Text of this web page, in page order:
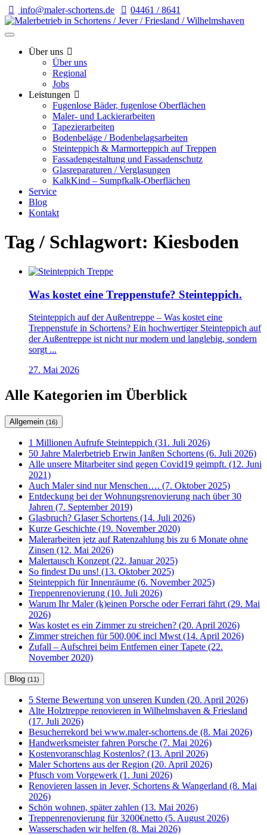
info@maler-schortens.de 04461 / 8641
Über uns
Über uns
Regional
Jobs
Leistungen
Fugenlose Bäder, fugenlose Oberflächen
Maler- und Lackierarbeiten
Tapezierarbeiten
Bodenbeläge / Bodenbelagsarbeiten
Steinteppich & Marmorteppich auf Treppen
Fassadengestaltung und Fassadenschutz
Glasreparaturen / Verglasungen
KalkKind – Sumpfkalk-Oberflächen
Service
Blog
Kontakt
Tag / Schlagwort: Kiesboden
Was kostet eine Treppenstufe? Steinteppich.
Steinteppich auf der Außentreppe – Was kostet eine
Treppenstufe in Schortens? Ein hochwertiger Steinteppich auf
der Außentreppe ist nicht nur modern und langlebig, sondern
sorgt ...
27. Mai 2026
Alle Kategorien im Überblick
Allgemein (16)
1 Millionen Aufrufe Steinteppich (31. Juli 2026)
50 Jahre Malerbetrieb Erwin Janßen Schortens (6. Juli 2026)
Alle unsere Mitarbeiter sind gegen Covid19 geimpft. (12. Juni
2021)
Auch Maler sind nur Menschen…. (7. Oktober 2025)
Entdeckung bei der Wohnungsrenovierung nach über 30
Jahren (7. September 2019)
Glasbruch? Glaser Schortens (14. Juli 2026)
Kurze Geschichte (19. November 2020)
Malerarbeiten jetz auf Ratenzahlung bis zu 6 Monate ohne
Zinsen (12. Mai 2026)
Malertausch Konzept (22. Januar 2025)
So findest Du uns! (13. Oktober 2025)
Steinteppich für Innenräume (6. November 2025)
Treppenrenovierung (10. Juli 2026)
Warum Ihr Maler (k)einen Porsche oder Ferrari fährt (29. Mai
2026)
Was kostet es ein Zimmer zu streichen? (20. April 2026)
Zimmer streichen für 500,00€ incl Mwst (14. April 2026)
Zufall – Aufschrei beim Entfernen einer Tapete (22.
November 2020)
Blog (11)
5 Sterne Bewertung von unseren Kunden (20. April 2026)
Alte Holztreppe renovieren in Wilhelmshaven & Friesland
(17. Juli 2026)
Besucherrekord bei www.maler-schortens.de (8. Mai 2026)
Handwerksmeister fahren Porsche (7. Mai 2026)
Kostenvoranschlag Kostenlos? (13. April 2026)
Maler Schortens aus der Region (20. April 2026)
Pfusch vom Vorgewerk (1. Juni 2026)
Renovieren lassen in Jever, Schortens & Wangerland (8. Mai
2026)
Schön wohnen, später zahlen (13. Mai 2026)
Treppenrenovierung für 3200€netto (5. August 2026)
Wasserschaden wir helfen (8. Mai 2026)